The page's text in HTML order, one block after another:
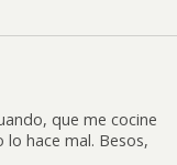
que me cocine
hace mal. Besos,